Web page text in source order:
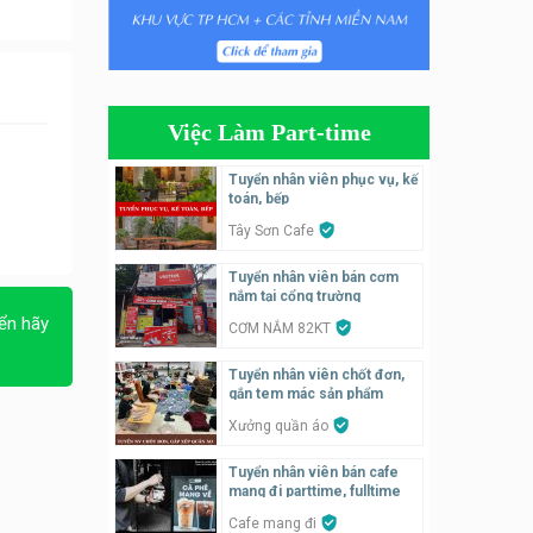
hãy
Tuyển nhân viên bán hàng,
giữ xe parttime – Kibo Kid
video parttime
Công ty
phục vụ bàn
Tuyển nhân viên phụ quán ăn
– hỗ trợ ăn ở
Quán bánh đa cua
Tuyển nhân viên bán hàng
parttime
GÀ GÔ FASTFOOD
Việc Làm Part-time
Tuyển nhân viên phục vụ, kế
toán, bếp
Tây Sơn Cafe
Tuyển nhân viên bán cơm
nắm tại cổng trường
CƠM NẮM 82KT
Tuyển nhân viên chốt đơn,
gắn tem mác sản phẩm
Xưởng quần áo
Tuyển nhân viên bán cafe
mang đi parttime, fulltime
Cafe mang đi